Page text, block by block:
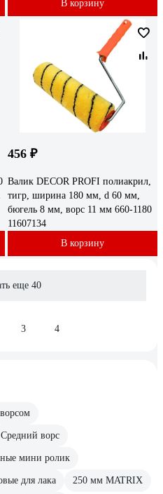
В корзину
456 ₽
Валик DECOR PROFI полиакрил,
тигр, ширина 180 мм, d 60 мм,
бюгель 8 мм, ворс 11 мм 660-1180
11607134
В корзину
еще 40
3 4
Средний ворс
мини ролик
для лака 250 мм MATRIX